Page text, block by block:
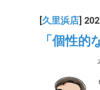
久里浜店 ]
「個性的